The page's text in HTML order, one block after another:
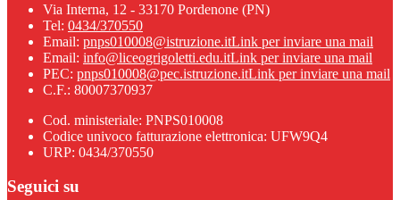
Via Interna, 12 - 33170 Pordenone (PN)
Tel: 0434/370550
Email: pnps010008@istruzione.itLink per inviare una mail
Email: info@liceogrigoletti.edu.itLink per inviare una mail
PEC: pnps010008@pec.istruzione.itLink per inviare una mail
C.F.: 80007370937
Cod. ministeriale: PNPS010008
Codice univoco fatturazione elettronica: UFW9Q4
URP: 0434/370550
Seguici su